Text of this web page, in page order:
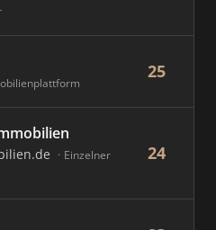
25
Einzelner
24